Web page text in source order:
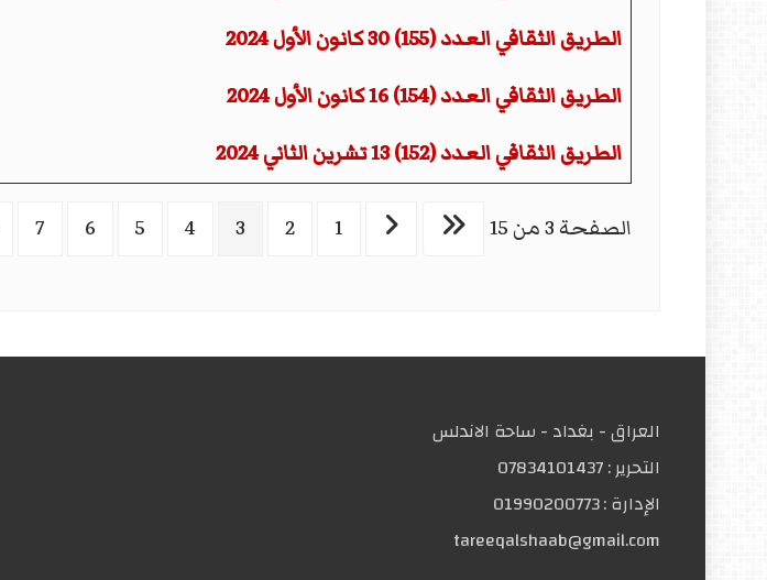
الطريق الثقافي العدد (155) 30 كانون الأول 2024
الطريق الثقافي العدد (154) 16 كانون الأول 2024
الطريق الثقافي العدد (152) 13 تشرين الثاني 2024
الصفحة 3 من 15 1
2
3
4
5
6
7
العراق - بغداد - ساحة الاندلس
التحریر :07834101437
الإدارة :01990200773
tareeqalshaab@gmail.com